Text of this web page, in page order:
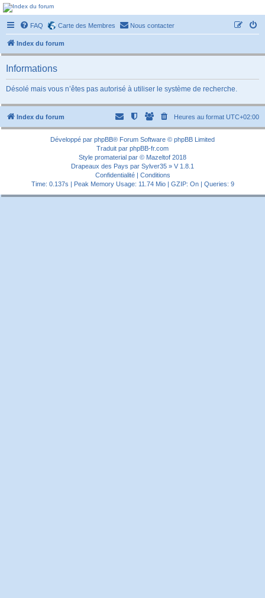
Forum-passionnement
Le forum des passionnés de trains miniature, de petites autos etc etc
FAQ Carte des Membres Nous contacter
Index du forum
Informations
Désolé mais vous n’êtes pas autorisé à utiliser le système de recherche.
Index du forum Heures au format UTC+02:00
Développé par phpBB® Forum Software © phpBB Limited
Traduit par phpBB-fr.com
Style promaterial par © Mazeltof 2018
Drapeaux des Pays par Sylver35 » V 1.8.1
Confidentialité| Conditions
Time: 0.137s | Peak Memory Usage: 11.74 Mio | GZIP: On | Queries: 9